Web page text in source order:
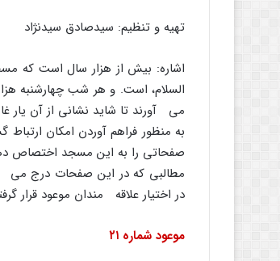
تهیه و تنظیم: سیدصادق سیدنژاد
اشاره: بیش از هزار سال است که
السلام، است. و هر شب چهارشنبه
مى آورند تا شاید نشانى از آن یار
به منظور فراهم آوردن امکان
صفحاتى را به این مسجد اختصاص
مطالبى که در این صفحات درج
در اختیار علاقه مندان موعود قرار
موعود شماره ۲۱